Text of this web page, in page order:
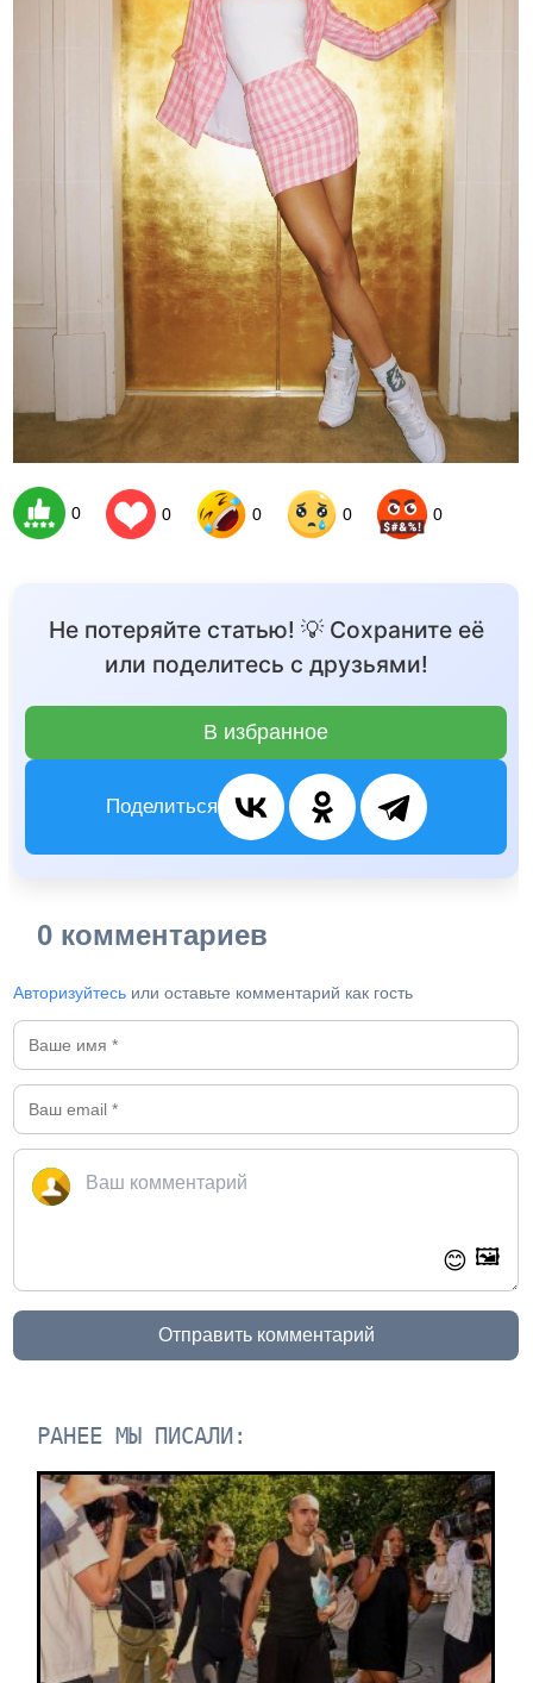
0 0 0 0 0
Не потеряйте статью! 💡 Сохраните её
или поделитесь с друзьями!
В избранное
Поделиться
0 комментариев
Авторизуйтесь или оставьте комментарий как гость
😊 🖼️
Отправить комментарий
РАНЕЕ МЫ ПИСАЛИ: